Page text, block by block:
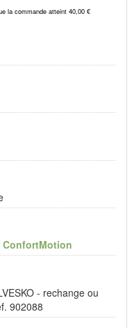
la commande atteint 40,00 €
ConfortMotion
- rechange ou
902088